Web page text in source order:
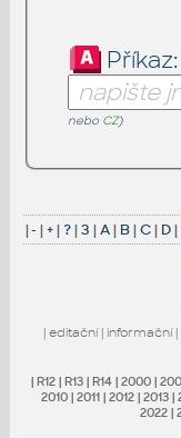
Příkaz:
nebo CZ)
|- |+|?|3 |A| B|C| D|
| editační| informační|
| R12 | R13 | R14 | 2000 |
2010 | 2011 | 2012 | 2013 |
2022 |